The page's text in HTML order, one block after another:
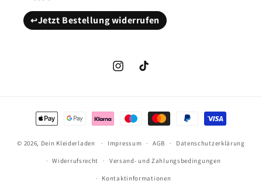
Jetzt Bestellung widerrufen
InstagramTikTok
Zahlungsmethoden
© 2026, Dein Kleiderladen Impressum AGB Datenschutzerklärung
Widerrufsrecht Versand- und Zahlungsbedingungen
Kontaktinformationen